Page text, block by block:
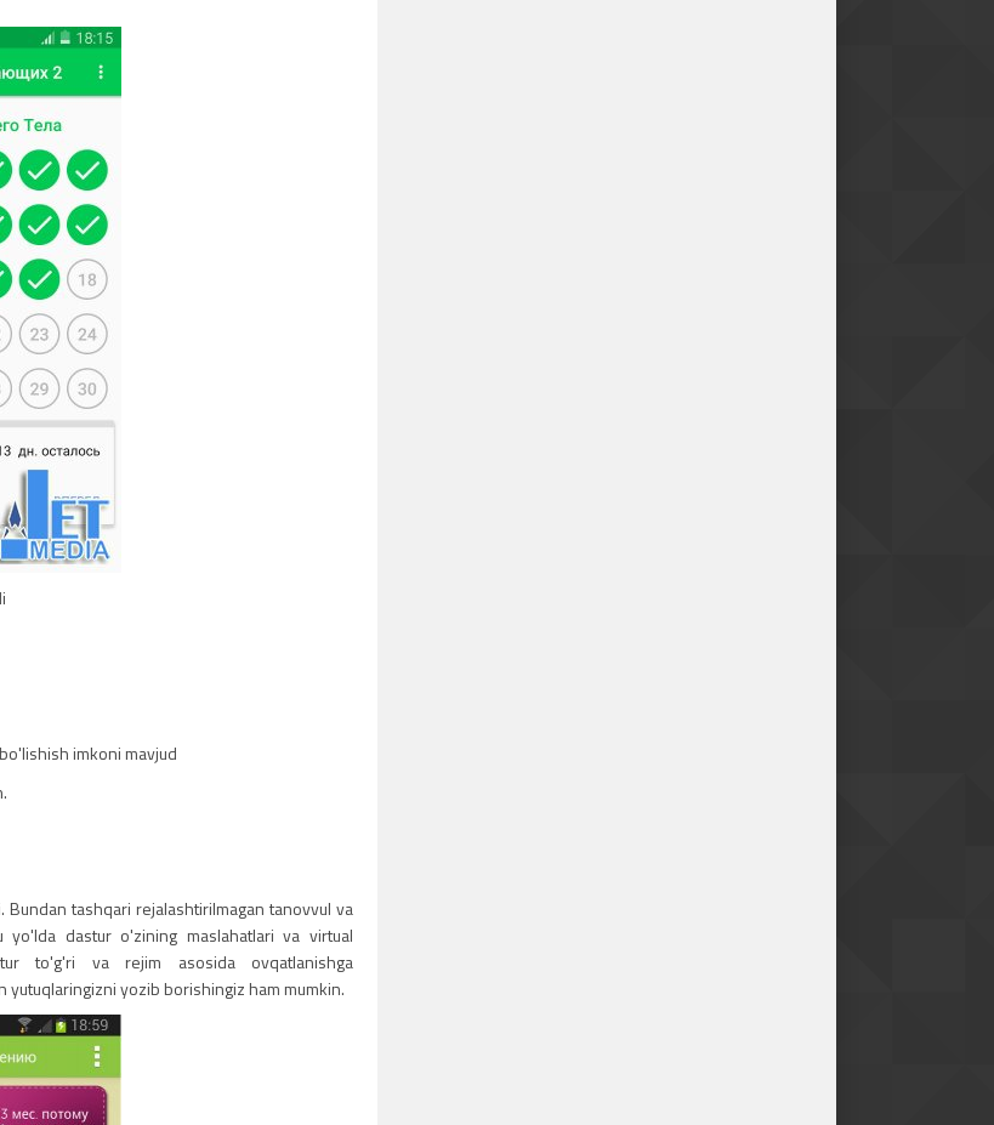
imkoni mavjud
tashqari rejalashtirilmagan tanovvul va
dastur o'zining maslahatlari va virtual
to'g'ri va rejim asosida ovqatlanishga
yutuqlaringizni yozib borishingiz ham mumkin.